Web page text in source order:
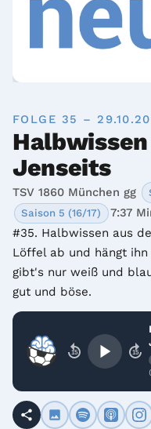
FOLGE 35 –
Jenseits
TSV 1860 München gg
Saison 5 (16/17) 7:37
#35. Halbwissen aus
Löffel ab und hängt
gibt's nur weiß und
gut und böse.
15 15